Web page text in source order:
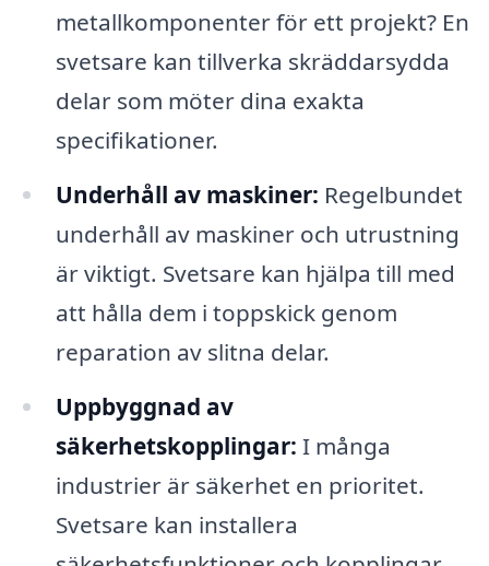
metallkomponenter för ett projekt? En
svetsare kan tillverka skräddarsydda
delar som möter dina exakta
specifikationer.
Underhåll av maskiner: Regelbundet
underhåll av maskiner och utrustning
är viktigt. Svetsare kan hjälpa till med
att hålla dem i toppskick genom
reparation av slitna delar.
Uppbyggnad av
säkerhetskopplingar: I många
industrier är säkerhet en prioritet.
Svetsare kan installera